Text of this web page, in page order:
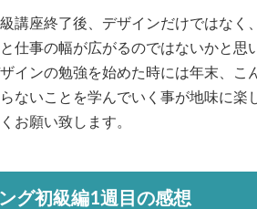
講座終了後、デザインだけではな
仕事の幅が広がるのではないかと思
インの勉強を始めた時には年末、こ
ないことを学んでいく事が地味に楽
お願い致します。
グ初級編1週目の感想